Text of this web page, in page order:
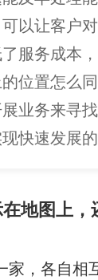
以让客户
服务成本
位置怎么
业务来寻
快速发展的
地图上，
家，各自相